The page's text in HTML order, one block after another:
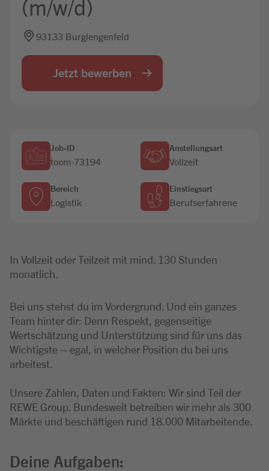
(m/w/d)
93133 Burglengenfeld
Jetzt bewerben
Job-ID
toom-73194
Anstellungsart
Vollzeit
Bereich
Logistik
Einstiegsart
Berufserfahrene
In Vollzeit oder Teilzeit mit mind. 130 Stunden
monatlich.
Bei uns stehst du im Vordergrund. Und ein ganzes
Team hinter dir: Denn Respekt, gegenseitige
Wertschätzung und Unterstützung sind für uns das
Wichtigste – egal, in welcher Position du bei uns
arbeitest.
Unsere Zahlen, Daten und Fakten: Wir sind Teil der
REWE Group. Bundesweit betreiben wir mehr als 300
Märkte und beschäftigen rund 18.000 Mitarbeitende.
Deine Aufgaben: